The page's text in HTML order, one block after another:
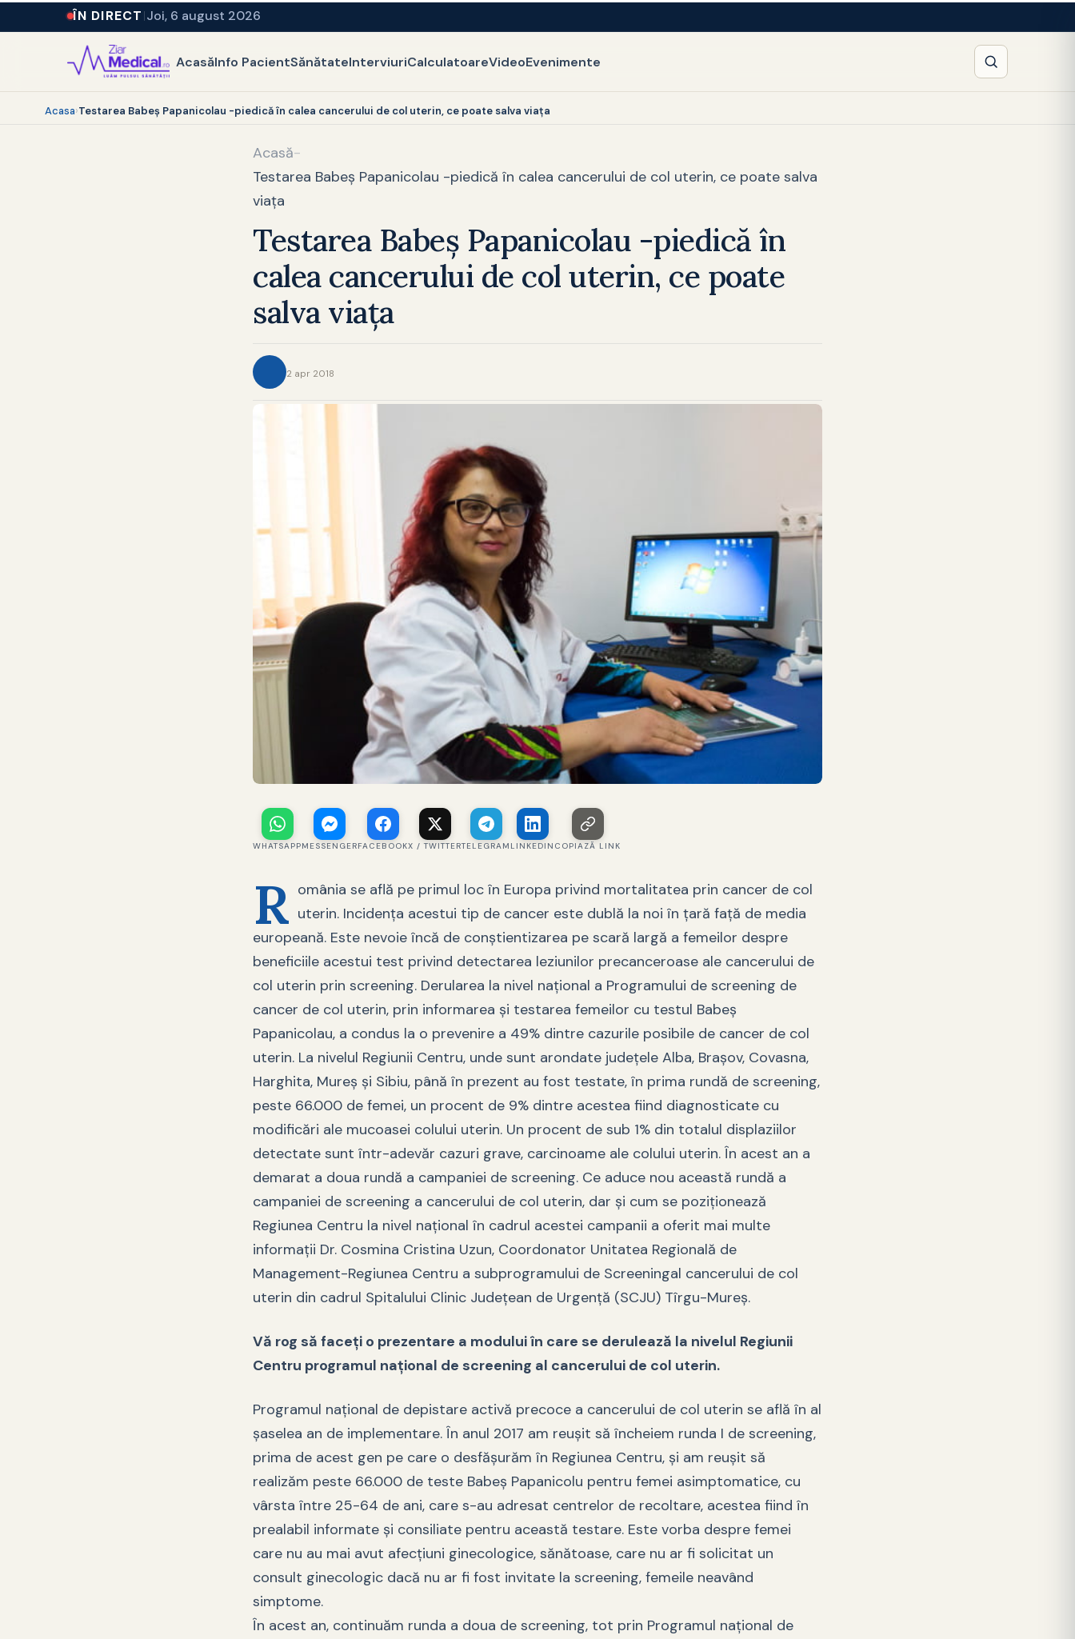
ÎN DIRECT Joi, 6 august 2026
AcasăInfo PacientSănătateInterviuriCalculatoareVideoEvenimente
Acasa›Testarea Babeș Papanicolau -piedică în calea cancerului de col uterin, ce poate salva viața
Acasă-
Testarea Babeș Papanicolau -piedică în calea cancerului de col uterin, ce poate salva
viața
Testarea Babeș Papanicolau -piedică în
calea cancerului de col uterin, ce poate
salva viața
2 apr 2018
WHATSAPPMESSENGERFACEBOOKX / TWITTERTELEGRAM LINKEDIN COPIAZĂ LINK
R omânia se află pe primul loc în Europa privind mortalitatea prin cancer de col
uterin. Incidența acestui tip de cancer este dublă la noi în țară față de media
europeană. Este nevoie încă de conștientizarea pe scară largă a femeilor despre
beneficiile acestui test privind detectarea leziunilor precanceroase ale cancerului de
col uterin prin screening. Derularea la nivel național a Programului de screening de
cancer de col uterin, prin informarea și testarea femeilor cu testul Babeș
Papanicolau, a condus la o prevenire a 49% dintre cazurile posibile de cancer de col
uterin. La nivelul Regiunii Centru, unde sunt arondate județele Alba, Brașov, Covasna,
Harghita, Mureș și Sibiu, până în prezent au fost testate, în prima rundă de screening,
peste 66.000 de femei, un procent de 9% dintre acestea fiind diagnosticate cu
modificări ale mucoasei colului uterin. Un procent de sub 1% din totalul displaziilor
detectate sunt într-adevăr cazuri grave, carcinoame ale colului uterin. În acest an a
demarat a doua rundă a campaniei de screening. Ce aduce nou această rundă a
campaniei de screening a cancerului de col uterin, dar și cum se poziționează
Regiunea Centru la nivel național în cadrul acestei campanii a oferit mai multe
informații Dr. Cosmina Cristina Uzun, Coordonator Unitatea Regională de
Management-Regiunea Centru a subprogramului de Screeningal cancerului de col
uterin din cadrul Spitalului Clinic Județean de Urgență (SCJU) Tîrgu-Mureș.
Vă rog să faceți o prezentare a modului în care se derulează la nivelul Regiunii
Centru programul național de screening al cancerului de col uterin.
Programul național de depistare activă precoce a cancerului de col uterin se află în al
șaselea an de implementare. În anul 2017 am reușit să încheiem runda I de screening,
prima de acest gen pe care o desfășurăm în Regiunea Centru, și am reușit să
realizăm peste 66.000 de teste Babeș Papanicolu pentru femei asimptomatice, cu
vârsta între 25-64 de ani, care s-au adresat centrelor de recoltare, acestea fiind în
prealabil informate și consiliate pentru această testare. Este vorba despre femei
care nu au mai avut afecțiuni ginecologice, sănătoase, care nu ar fi solicitat un
consult ginecologic dacă nu ar fi fost invitate la screening, femeile neavând
simptome.
În acest an, continuăm runda a doua de screening, tot prin Programul național de